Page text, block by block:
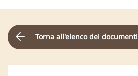
Torna all'elenco dei documenti